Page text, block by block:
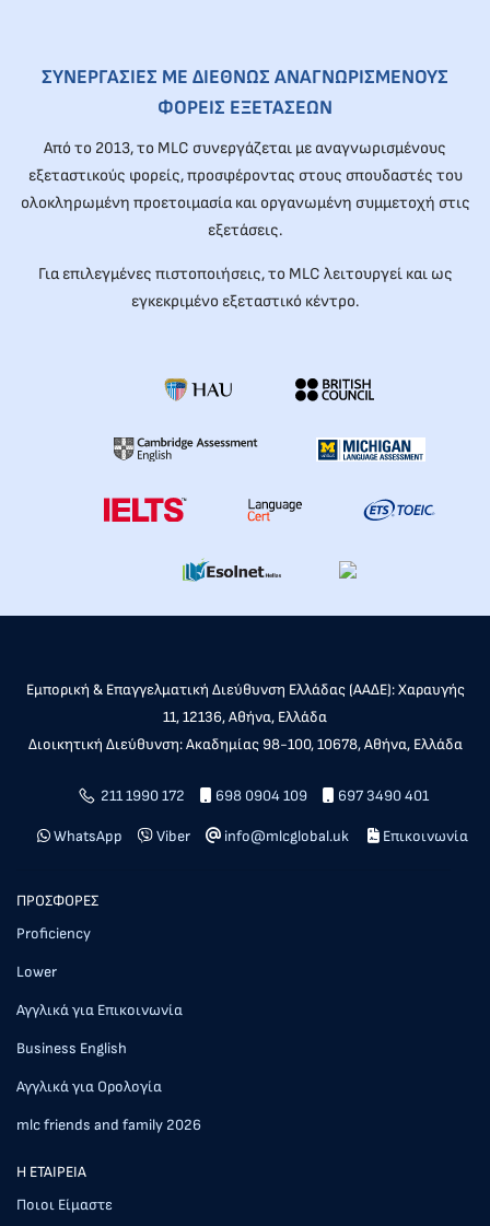
ΣΥΝΕΡΓΑΣΙΕΣ ΜΕ ΔΙΕΘΝΩΣ ΑΝΑΓΝΩΡΙΣΜΕΝΟΥΣ
ΦΟΡΕΙΣ ΕΞΕΤΑΣΕΩΝ
Από το 2013, το MLC συνεργάζεται με αναγνωρισμένους
εξεταστικούς φορείς, προσφέροντας στους σπουδαστές του
ολοκληρωμένη προετοιμασία και οργανωμένη συμμετοχή στις
εξετάσεις.
Για επιλεγμένες πιστοποιήσεις, το MLC λειτουργεί και ως
εγκεκριμένο εξεταστικό κέντρο.
Εμπορική & Επαγγελματική Διεύθυνση Ελλάδας (ΑΑΔΕ): Χαραυγής
11, 12136, Αθήνα, Ελλάδα
Διοικητική Διεύθυνση: Ακαδημίας 98-100, 10678, Αθήνα, Ελλάδα
211 1990 172 698 0904 109 697 3490 401
WhatsApp Viber info@mlcglobal.uk Επικοινωνία
ΠΡΟΣΦΟΡΕΣ
Proficiency
Lower
Αγγλικά για Επικοινωνία
Business English
Αγγλικά για Ορολογία
mlc friends and family 2026
Η ΕΤΑΙΡΕΙΑ
Ποιοι Είμαστε